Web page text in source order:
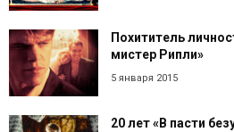
Похититель
мистер Рипли»
5 января 2015
20 лет «В пасти